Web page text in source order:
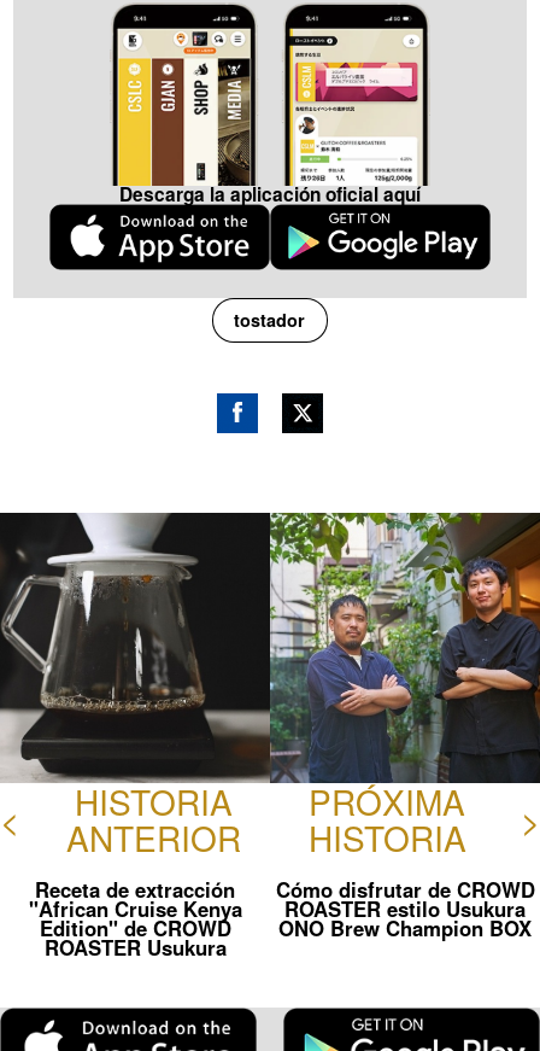
Descarga la aplicación oficial aquí
tostador
ok
< HISTORIA
ANTERIOR
Receta de extracción
"African Cruise Kenya
Edition" de CROWD
ROASTER Usukura
PRÓXIMA
HISTORIA >
Cómo disfrutar de CROWD
ROASTER estilo Usukura
ONO Brew Champion BOX